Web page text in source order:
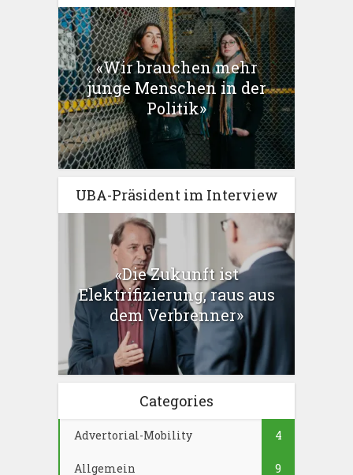
«Wir brauchen mehr
junge Menschen in der
Politik»
UBA-Präsident im Interview
«Die Zukunft ist
Elektrifizierung, raus aus
dem Verbrenner»
Categories
Advertorial-Mobility 4
Allgemein 9